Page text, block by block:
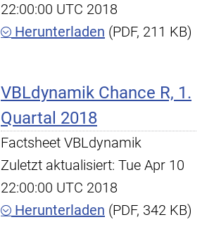
22:00:00 UTC 2018
Herunterladen (PDF, 211 KB)
VBLdynamik Chance R, 1.
Quartal 2018
Factsheet VBLdynamik
Zuletzt aktualisiert: Tue Apr 10
22:00:00 UTC 2018
Herunterladen (PDF, 342 KB)